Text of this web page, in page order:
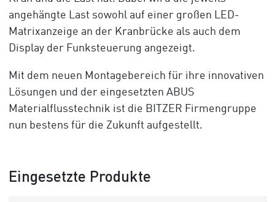
angehängte Last sowohl auf einer großen LED-
Matrixanzeige an der Kranbrücke als auch dem
Display der Funksteuerung angezeigt.
Mit dem neuen Montagebereich für ihre innovativen
Lösungen und der eingesetzten ABUS
Materialflusstechnik ist die BITZER Firmengruppe
nun bestens für die Zukunft aufgestellt.
Eingesetzte Produkte